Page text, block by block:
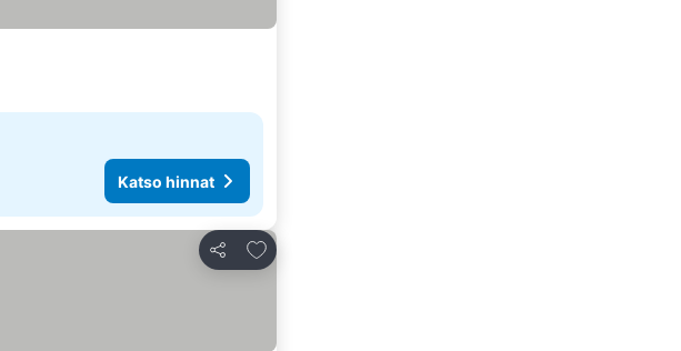
Katso hinnat
Jaa
Lisää suosikkeihin